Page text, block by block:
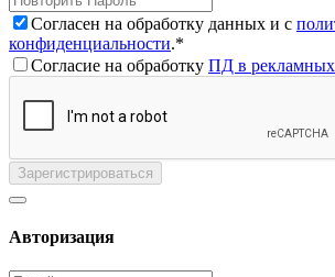
Согласен на обработку данных и с
конфиденциальности.*
Согласие на обработку ПД в рекламных
Зарегистрироваться
Авторизация